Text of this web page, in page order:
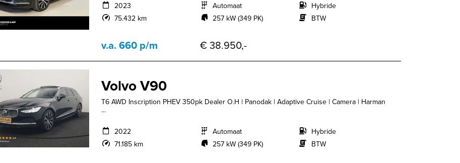
2023
75.432 km
Automaat
257 kW (349 PK)
Hybride
BTW
v.a. 660 p/m € 38.950,-
Volvo V90
T6 AWD Inscription PHEV 350pk Dealer O.H | Panodak | Adaptive Cruise | Camera | Harman
...
2022
71.185 km
Automaat
257 kW (349 PK)
Hybride
BTW